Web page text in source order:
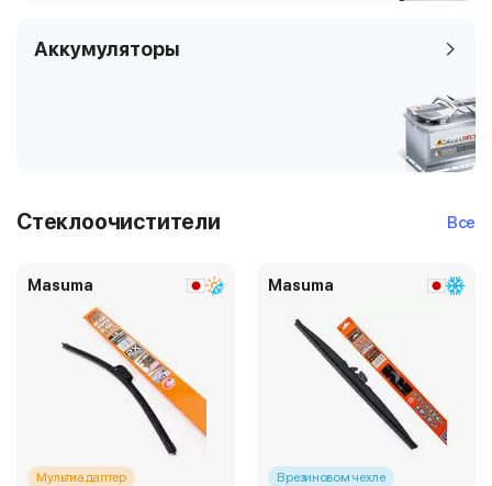
Аккумуляторы
Стеклоочистители Все
Masuma
Мультиадаптер
Masuma
В резиновом чехле